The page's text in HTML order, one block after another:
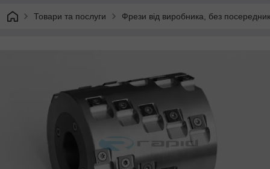
Товари та послуги Фрези від виробника, без